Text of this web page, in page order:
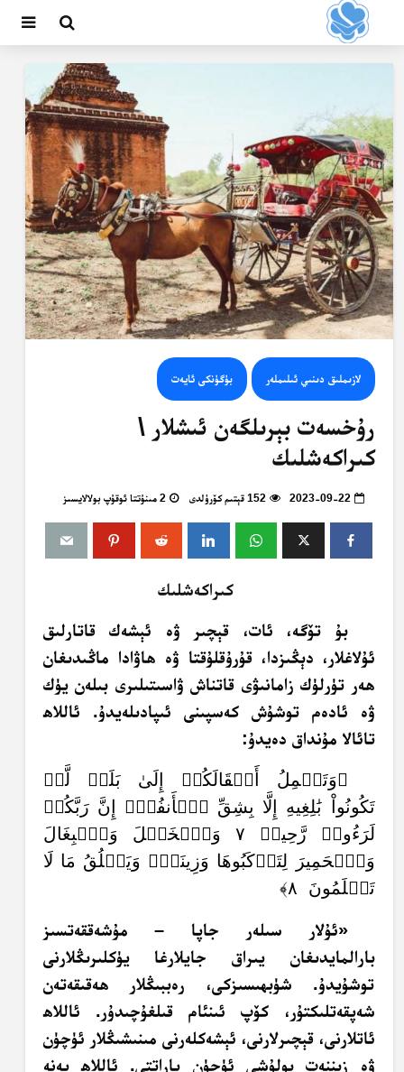
لازىملىق دىنىي ئىلىملەر بۈگۈنكى ئايەت
رۇخسەت بېرىلگەن ئىشلار \
كىراكەشلىك
2023-09-22 152 قېتىم كۆرۈلدى 2 مىنۇتتا ئوقۇپ بولالايسىز
كىراكەشلىك
بۇ تۆگە، ئات، قېچىر ۋە ئېشەك قاتارلىق
ئۇلاغلار، دېڭىزدا، قۇرۇقلۇقتا ۋە ھاۋادا ماڭىدىغان
ھەر تۈرلۈك زامانىۋى قاتناش ۋاسىتىلىرى بىلەن يۈك
ۋە ئادەم توشۇش كەسپىنى ئىپادىلەيدۇ. ئاللاھ
تائالا مۇنداق دەيدۇ:
﴿وَتَحۡمِلُ أَثۡقَالَكُمۡ إِلَىٰ بَلَدٖ لَّمۡ
تَكُونُواْ بَٰلِغِيهِ إِلَّا بِشِقِّ ٱلۡأَنفُسِۚ إِنَّ رَبَّكُمۡ
لَرَءُوفٞ رَّحِيمٞ ٧ وَٱلۡخَيۡلَ وَٱلۡبِغَالَ
وَٱلۡحَمِيرَ لِتَرۡكَبُوهَا وَزِينَةٗۚ وَيَخۡلُقُ مَا لَا
تَعۡلَمُونَ ٨﴾
«ئۇلار سىلەر جاپا – مۇشەققەتسىز
بارالمايدىغان يىراق جايلارغا يۈكلىرىڭلارنى
توشۇيدۇ. شۈبھىسىزكى، رەببىڭلار ھەقىقەتەن
شەپقەتلىكتۇر، كۆپ ئىنئام قىلغۇچىدۇر. ئاللاھ
ئاتلارنى، قېچىرلارنى، ئېشەكلەرنى مىنىشىڭلار ئۈچۈن
ۋە زىننەت بولۇشى ئۈچۈن ياراتتى. ئاللاھ يەنە